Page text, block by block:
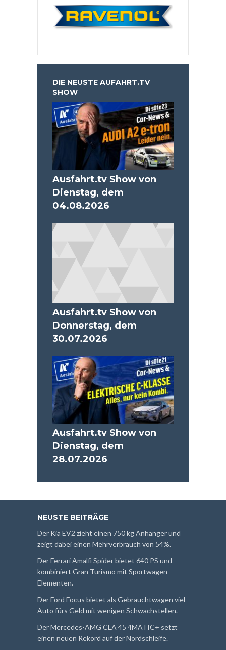
DIE NEUSTE AUFAHRT.TV
SHOW
Ausfahrt.tv Show von
Dienstag, dem
04.08.2026
Ausfahrt.tv Show von
Donnerstag, dem
30.07.2026
Ausfahrt.tv Show von
Dienstag, dem
28.07.2026
NEUSTE BEITRÄGE
Der Kia EV2 zieht einen 750 kg Anhänger und
zeigt dabei einen Mehrverbrauch von 54%.
Der Ferrari Amalfi Spider bietet 640 PS und
kombiniert Gran Turismo mit Sportwagen-
Elementen.
Der Ford Focus bietet als Gebrauchtwagen viel
Auto fürs Geld mit wenigen Schwachstellen.
Der Mercedes-AMG CLA 45 4MATIC+ setzt
einen neuen Rekord auf der Nordschleife.